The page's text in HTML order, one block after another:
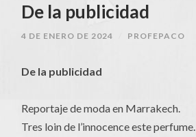
De la publicidad
4 DE ENERO DE 2024 PROFEPACO
De la publicidad
Reportaje de moda en Marrakech.
Tres loin de l’innocence este perfume.